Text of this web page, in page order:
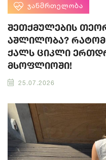
ᲯᲐᲜᲛᲠᲗᲔᲚᲝᲑᲐ
შეთქმულების
აშლილობა?
ქალს ციკლი
მსოფლიოში!
25.07.2026